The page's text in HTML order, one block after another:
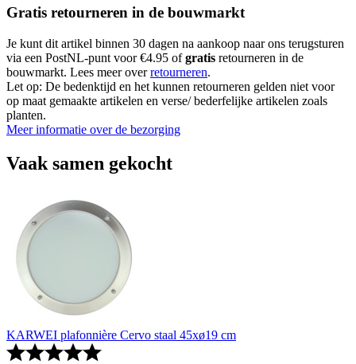
Gratis retourneren in de bouwmarkt
Je kunt dit artikel binnen 30 dagen na aankoop naar ons terugsturen
via een PostNL-punt voor €4.95 ofgratis retourneren in de
bouwmarkt. Lees meer overretourneren.
Let op: De bedenktijd en het kunnen retourneren gelden niet voor
op maat gemaakte artikelen en verse/ bederfelijke artikelen zoals
planten.
Meer informatie over de bezorging
Vaak samen gekocht
KARWEI plafonnière Cervo staal 45xø19 cm